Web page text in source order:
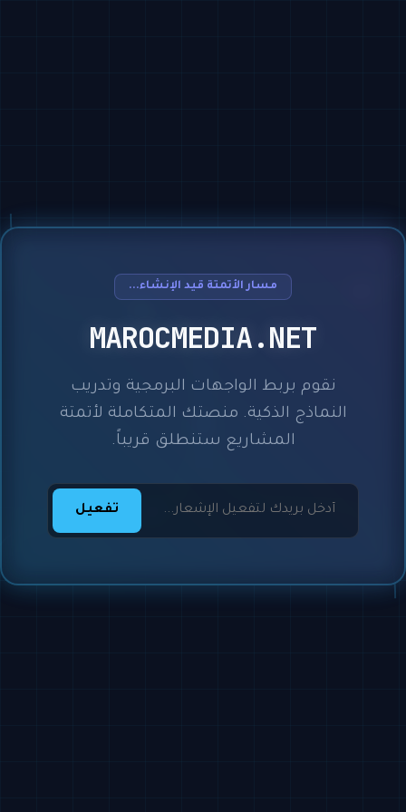
مسار الأتمتة قيد الإنشاء...
MAROCMEDIA.NET
نقوم بربط الواجهات البرمجية وتدريب
النماذج الذكية. منصتك المتكاملة لأتمتة
المشاريع ستنطلق قريباً.
تفعيل